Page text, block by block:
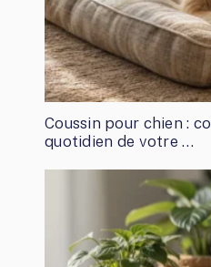
Coussin pour chien :
quotidien de votre …